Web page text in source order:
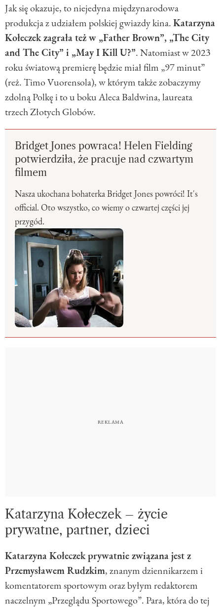
Jak się okazuje, to niejedyna międzynarodowa
produkcja z udziałem polskiej gwiazdy kina.Katarzyna
Kołeczek zagrała też w „Father Brown”, „The City
and The City” i „May I Kill U?”. Natomiast w 2023
roku światową premierę będzie miał film „97 minut”
(reż. Timo Vuorensola), w którym także zobaczymy
zdolną Polkę i to u boku Aleca Baldwina, laureata
trzech Złotych Globów.
Bridget Jones powraca! Helen Fielding
potwierdziła, że pracuje nad czwartym
filmem
Nasza ukochana bohaterka Bridget Jones powróci! It's
official. Oto wszystko, co wiemy o czwartej części jej
przygód.
Katarzyna Kołeczek – życie
prywatne, partner, dzieci
Katarzyna Kołeczek prywatnie związana jest z
Przemysławem Rudzkim, znanym dziennikarzem i
komentatorem sportowym oraz byłym redaktorem
naczelnym „Przeglądu Sportowego”. Para, która do tej